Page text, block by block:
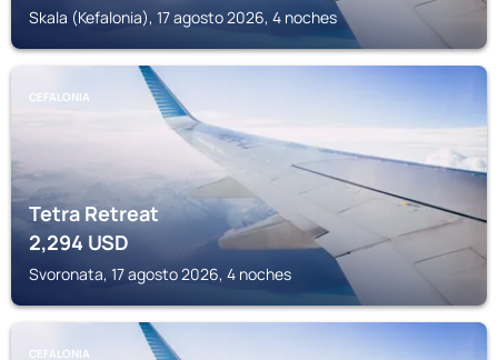
Skala (Kefalonia), 17 agosto 2026, 4 noches
CEFALONIA
Tetra Retreat
2,294 USD
Svoronata, 17 agosto 2026, 4 noches
CEFALONIA